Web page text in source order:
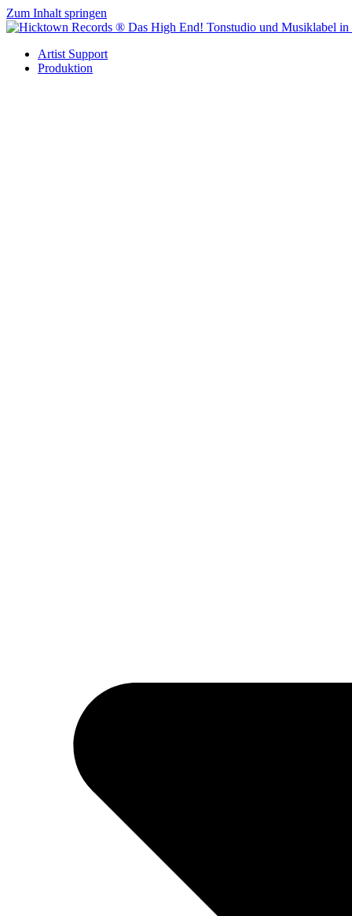
Zum Inhalt springen
Artist Support
Produktion